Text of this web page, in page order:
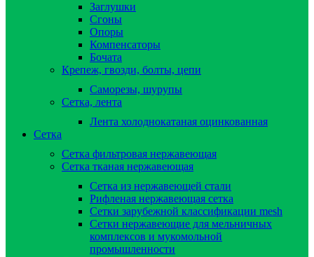
Заглушки
Сгоны
Опоры
Компенсаторы
Бочата
Крепеж, гвозди, болты, цепи
Саморезы, шурупы
Сетка, лента
Лента холоднокатаная оцинкованная
Сетка
Сетка фильтровая нержавеющая
Сетка тканая нержавеющая
Сетка из нержавеющей стали
Рифленая нержавеющая сетка
Сетки зарубежной классификации mesh
Сетки нержавеющие для мельничных
комплексов и мукомольной
промышленности